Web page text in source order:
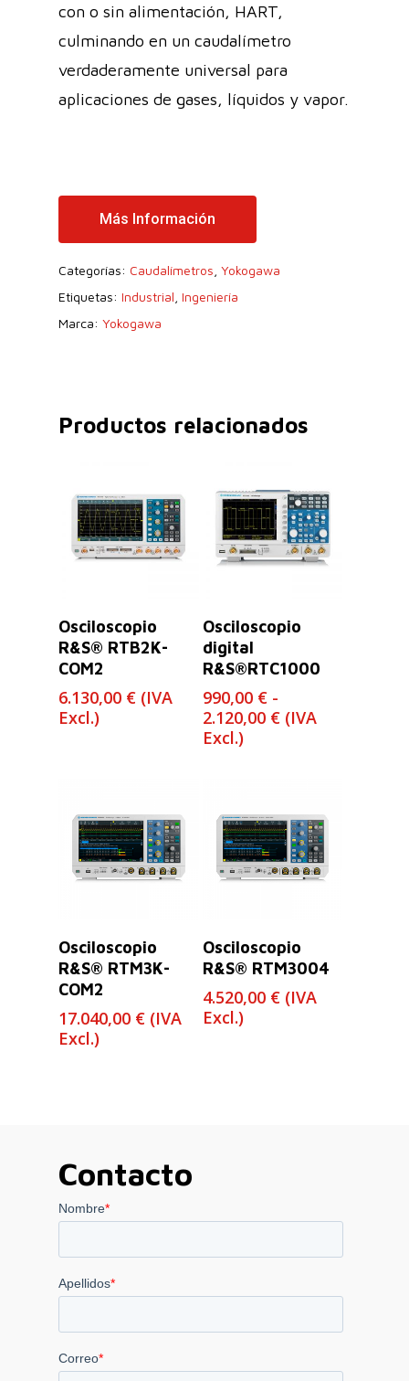
con o sin alimentación, HART,
culminando en un caudalímetro
verdaderamente universal para
aplicaciones de gases, líquidos y vapor.
Más Información
Categorías: Caudalímetros Yokogawa
Etiquetas: Industrial Ingeniería
Marca: Yokogawa
Productos relacionados
Leer Más
Osciloscopio
R&S® RTB2K-
COM2
6.130,00 € (IVA
Excl.)
Seleccionar
Opciones
Osciloscopio
digital
R&S®RTC1000
990,00 € -
2.120,00 €Rango
hasta
2.120,00 €
(IVA
Excl.)
Osciloscopio
R&S® RTM3K-
COM2
17.040,00 € (IVA
Excl.)
Osciloscopio
R&S® RTM3004
4.520,00 € (IVA
Excl.)
Contacto